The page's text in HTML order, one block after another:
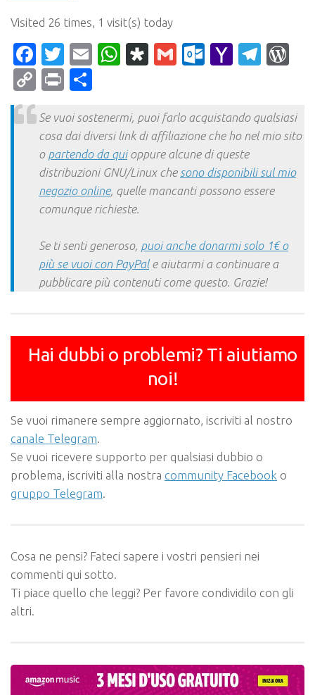
Visited 26 times, 1 visit(s) today
Facebook
Twitter
EmailWhatsApp
Diaspora
Gmail Yahoo
CopyPrint
Se vuoi sostenermi, puoi farlo acquistando qualsiasi
cosa dai diversi link di affiliazione che ho nel mio sito
o partendo da quioppure alcune di queste
distribuzioni GNU/Linux che sono disponibili sul mio
negozio online, quelle mancanti possono essere
comunque richieste.
Se ti senti generoso, puoi anche donarmi solo 1€ o
più se vuoi con PayPale aiutarmi a continuare a
pubblicare più contenuti come questo. Grazie!
Hai dubbi o problemi? Ti aiutiamo
noi!
Se vuoi rimanere sempre aggiornato, iscriviti al nostro
canale Telegram.
Se vuoi ricevere supporto per qualsiasi dubbio o
problema, iscriviti alla nostra community Facebook o
gruppo Telegram.
Cosa ne pensi? Fateci sapere i vostri pensieri nei
commenti qui sotto.
Ti piace quello che leggi? Per favore condividilo con gli
altri.